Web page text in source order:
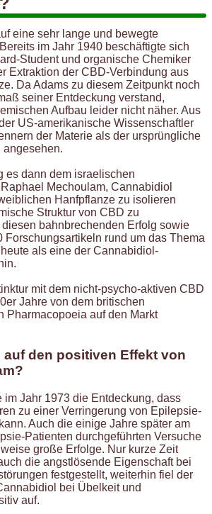
eine sehr lange und bewegte
im Jahr 1940 beschäftigte sich
Student und organische Chemiker
Extraktion der CBD-Verbindung aus
Da Adams zu diesem Zeitpunkt noch
seiner Entdeckung verstand,
Aufbau leider nicht näher. Aus
US-amerikanische Wissenschaftler
der Materie als der ursprüngliche
angesehen.
es dann dem israelischen
Mechoulam, Cannabidiol
Hanfpflanze zu isolieren
Struktur von CBD zu
bahnbrechenden Erfolg sowie
Forschungsartikeln rund um das Thema
als eine der Cannabidiol-
mit dem nicht-psycho-aktiven CBD
Jahre von dem britischen
Pharmacopoeia auf den Markt
auf den positiven Effekt von
im Jahr 1973 die Entdeckung, dass
zu einer Verringerung von Epilepsie-
Auch die einige Jahre später am
Patienten durchgeführten Versuche
große Erfolge. Nur kurze Zeit
die angstlösende Eigenschaft bei
festgestellt, weiterhin fiel der
bei Übelkeit und
auf.